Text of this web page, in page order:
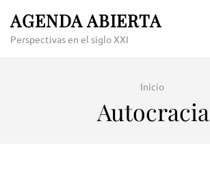
content
AGENDA ABIERTA
Perspectivas en el siglo XXI
Inicio
Autocracia